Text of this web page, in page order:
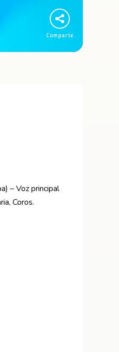
Comparte
– Voz principal
Coros.